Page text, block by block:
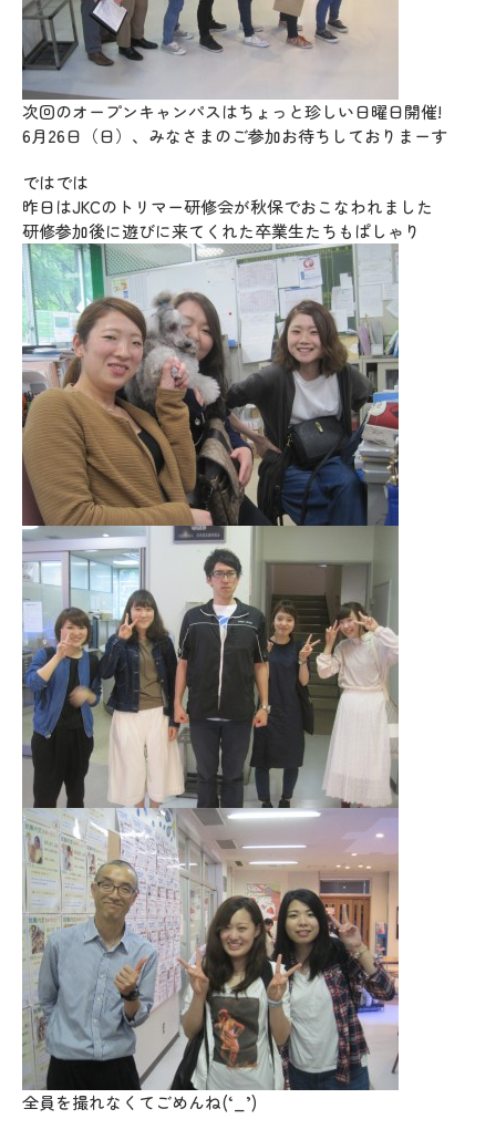
次回のオープンキャンパスはちょっと珍しい日曜日開催!
6月26日（日）、みなさまのご参加お待ちしておりまーす
ではでは
昨日はJKCのトリマー研修会が秋保でおこなわれました
研修参加後に遊びに来てくれた卒業生たちもぱしゃり
全員を撮れなくてごめんね(‘_’)